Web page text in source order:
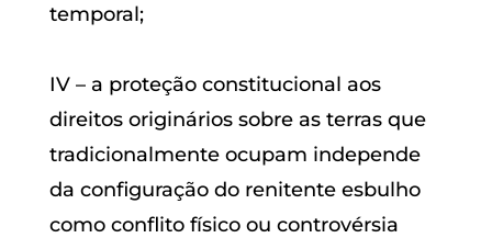
temporal;
IV – a proteção constitucional aos
direitos originários sobre as terras que
tradicionalmente ocupam independe
da configuração do renitente esbulho
como conflito físico ou controvérsia